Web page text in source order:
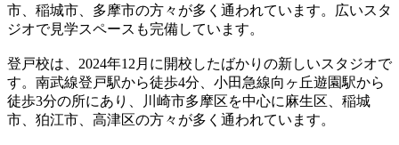
市、稲城市、多摩市の方々が多く通われています。広いスタ
ジオで見学スペースも完備しています。
登戸校は、2024年12月に開校したばかりの新しいスタジオで
す。南武線登戸駅から徒歩4分、小田急線向ヶ丘遊園駅から
徒歩3分の所にあり、川崎市多摩区を中心に麻生区、稲城
市、狛江市、高津区の方々が多く通われています。